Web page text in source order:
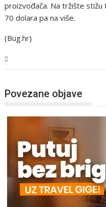
proizvođača. Na tržište
70 dolara pa na više.
(Bug.hr)
Povezane objave